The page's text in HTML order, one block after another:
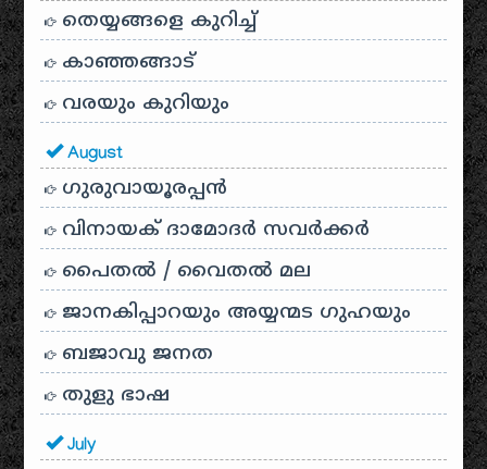
തെയ്യങ്ങളെ കുറിച്ച്
കാഞ്ഞങ്ങാട്
വരയും കുറിയും
August
ഗുരുവായൂരപ്പൻ
വിനായക് ദാമോദർ സവർക്കർ
പൈതൽ / വൈതൽ മല
ജാനകിപ്പാറയും അയ്യന്മട ഗുഹയും
ബജാവു ജനത
തുളു ഭാഷ
July